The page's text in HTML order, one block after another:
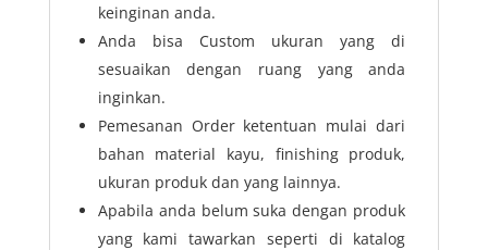
keinginan anda.
Anda bisa Custom ukuran yang di
sesuaikan dengan ruang yang anda
inginkan.
Pemesanan Order ketentuan mulai dari
bahan material kayu, finishing produk,
ukuran produk dan yang lainnya.
Apabila anda belum suka dengan produk
yang kami tawarkan seperti di katalog